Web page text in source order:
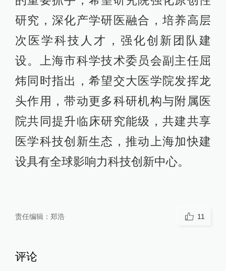
研究，深化产学研医融合，培养高层
次医学科技人才，强化创新团队建
设。上海市科学技术委员会副主任屈
炜同时指出，希望交大医学院发挥龙
头作用，带动更多科研机构与附属医
院共同提升临床研究能级，共建共享
医学科技创新生态，推动上海加快建
设具有全球影响力科技创新中心。
责任编辑： 郑浩 11
评论